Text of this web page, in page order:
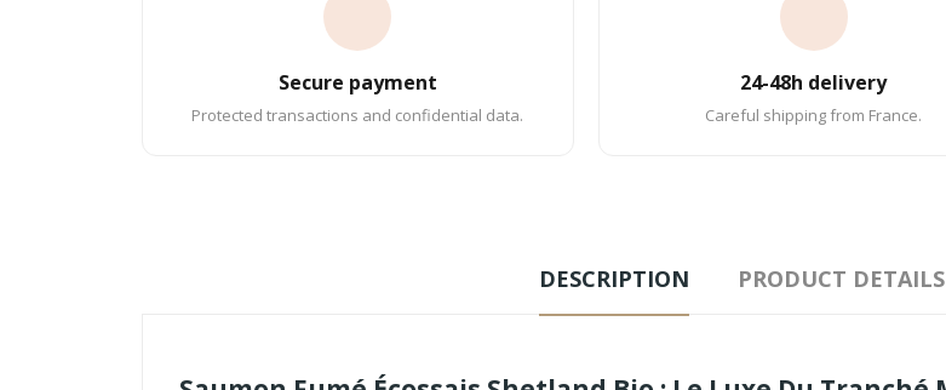
Secure payment
Protected transactions and confidential data.
24-48h delivery
Careful shipping from France.
DESCRIPTION PRODUCT DETAILS